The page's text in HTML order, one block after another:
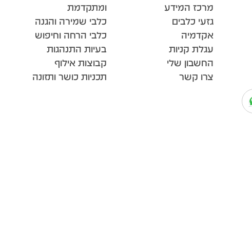
מרכז המידע
גזעי כלבים
אקדמיה
עגלת קניות
החשבון שלי
צרו קשר
ומתקדמת
כלבי שמירה והגנה
כלבי הרחה וחיפוש
בעיות התנהגות
קבוצות אילוף
תכניות כושר ותזונה